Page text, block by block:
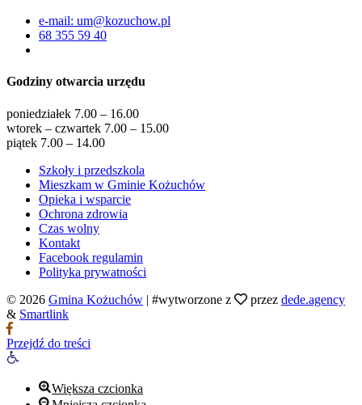
e-mail: um@kozuchow.pl
68 355 59 40
Godziny otwarcia urzędu
poniedziałek 7.00 – 16.00
wtorek – czwartek 7.00 – 15.00
piątek 7.00 – 14.00
Szkoły i przedszkola
Mieszkam w Gminie Kożuchów
Opieka i wsparcie
Ochrona zdrowia
Czas wolny
Kontakt
Facebook regulamin
Polityka prywatności
© 2026 Gmina Kożuchów | #wytworzone z przez dede.agency
& Smartlink
Przejdź do treści
Otwórz
narzędzi Większa czcionka